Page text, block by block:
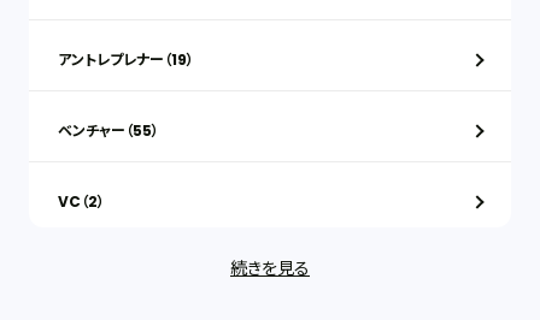
アントレプレナー（19）
ベンチャー（55）
VC（2）
続きを見る